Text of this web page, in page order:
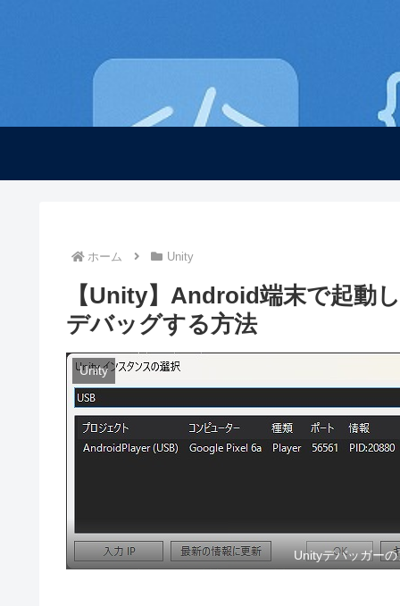
ホーム Unity
【Unity】Android端末で起動
デバッグする方法
Unity
Unityデバッガー